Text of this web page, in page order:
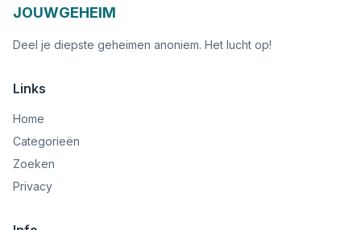
JOUWGEHEIM
Deel je diepste geheimen anoniem. Het lucht op!
Links
Home
Categorieën
Zoeken
Privacy